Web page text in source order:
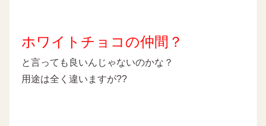
ホワイトチョコの仲間？
と言っても良いんじゃないのかな？
用途は全く違いますが??